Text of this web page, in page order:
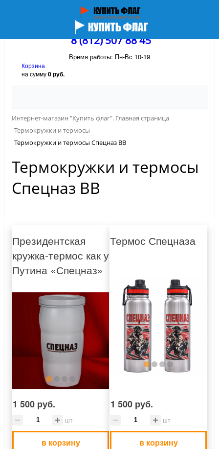
8 (812) 507 88 45
Время работы: Пн-Вс 10-19
Корзина
на сумму0 руб.
Интернет-магазин "Купить флаг". Главная страница
Термокружки и термосы
Термокружки и термосы Спецназ ВВ
Термокружки и термосы
Спецназ ВВ
Президентская
кружка-термос как у
Путина «Спецназ»
1 500 руб.
шт
в корзину
Термос Спецназа
1 500 руб.
шт
в корзину